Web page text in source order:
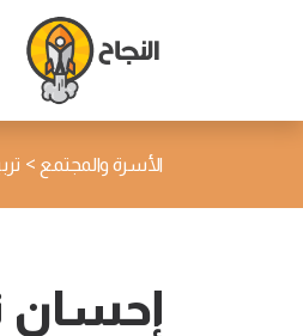
الأسرة والمجتمع >
إحسان